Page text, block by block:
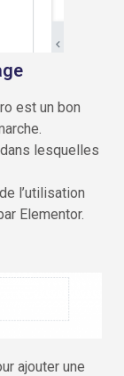
est un bon
dans lesquelles
l’utilisation
Elementor.
ajouter une